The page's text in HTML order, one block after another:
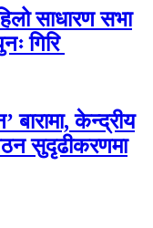
साधारण सभा
गिरि
बारामा, केन्द्रीय
सुदृढीकरणमा